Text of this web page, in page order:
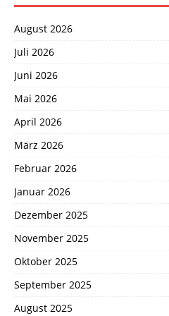
August 2026
Juli 2026
Juni 2026
Mai 2026
April 2026
März 2026
Februar 2026
Januar 2026
Dezember 2025
November 2025
Oktober 2025
September 2025
August 2025